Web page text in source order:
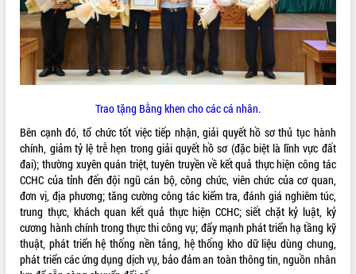
Trao tặng Bằng khen cho các cá nhân.
Bên cạnh đó, tổ chức tốt việc tiếp nhận, giải quyết hồ sơ thủ tục hành
chính, giảm tỷ lệ trễ hẹn trong giải quyết hồ sơ (đặc biệt là lĩnh vực đất
đai); thường xuyên quán triệt, tuyên truyền về kết quả thực hiện công tác
CCHC của tỉnh đến đội ngũ cán bộ, công chức, viên chức của cơ quan,
đơn vị, địa phương; tăng cường công tác kiểm tra, đánh giá nghiêm túc,
trung thực, khách quan kết quả thực hiện CCHC; siết chặt kỷ luật, kỷ
cương hành chính trong thực thi công vụ; đẩy mạnh phát triển hạ tầng kỹ
thuật, phát triển hệ thống nền tảng, hệ thống kho dữ liệu dùng chung,
phát triển các ứng dụng dịch vụ, bảo đảm an toàn thông tin, nguồn nhân